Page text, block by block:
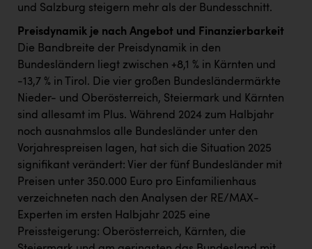
und Salzburg steigern mehr als der Bundesschnitt.
Preisdynamik je nach Angebot und Finanzierbarkeit
Die Bandbreite der Preisdynamik in den
Bundesländern liegt zwischen +8,1 % in Kärnten und
-13,7 % in Tirol. Die vier großen Bundesländermärkte
Nieder- und Oberösterreich, Steiermark und Kärnten
sind allesamt im Plus. Während 2024 zum Halbjahr
noch ausnahmslos alle Bundesländer unter den
Vorjahrespreisen lagen, hat sich die Situation 2025
signifikant verändert: Vier der fünf Bundesländer mit
Preisen unter 350.000 Euro pro Einfamilienhaus
verzeichneten nach den Analysen der RE/MAX-
Experten im ersten Halbjahr 2025 eine
Preissteigerung: Oberösterreich, Kärnten, die